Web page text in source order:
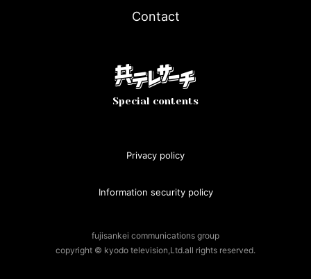
Contact
Special contents
Privacy policy
Information security policy
fujisankei communications group
copyright © kyodo television,Ltd.all rights reserved.